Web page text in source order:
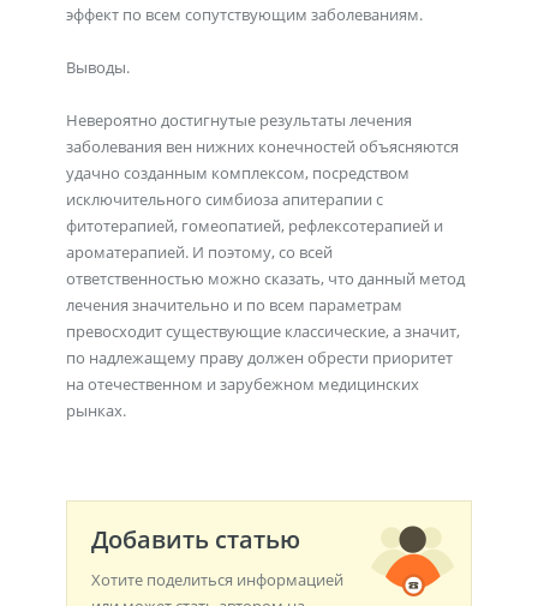
эффект по всем сопутствующим заболеваниям.
Выводы.
Невероятно достигнутые результаты лечения
заболевания вен нижних конечностей объясняются
удачно созданным комплексом, посредством
исключительного симбиоза апитерапии с
фитотерапией, гомеопатией, рефлексотерапией и
ароматерапией. И поэтому, со всей
ответственностью можно сказать, что данный метод
лечения значительно и по всем параметрам
превосходит существующие классические, а значит,
по надлежащему праву должен обрести приоритет
на отечественном и зарубежном медицинских
рынках.
Добавить статью
Хотите поделиться информацией